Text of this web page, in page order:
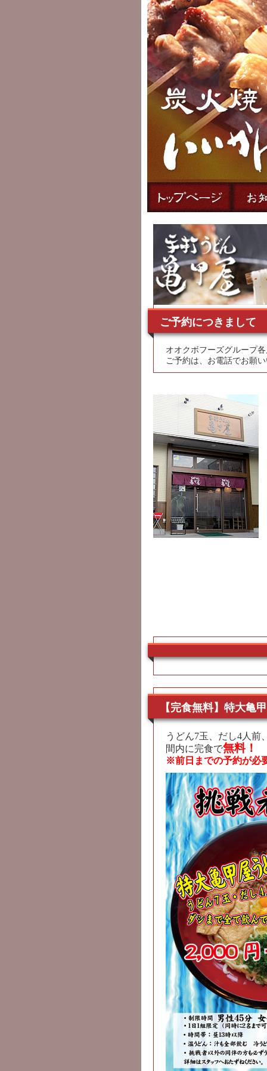
ご予約につきまして
オオクボフーズグループ
ご予約は、お電話でお願
【完食無料】特大亀
うどん7玉、だし4人前
間内に完食で無料！
※前日までの予約が必